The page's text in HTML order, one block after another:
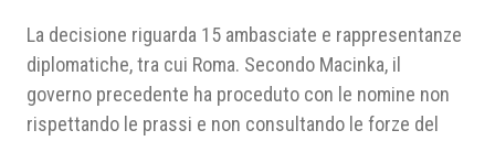
La decisione riguarda 15 ambasciate e rappresentanze
diplomatiche, tra cui Roma. Secondo Macinka, il
governo precedente ha proceduto con le nomine non
rispettando le prassi e non consultando le forze del